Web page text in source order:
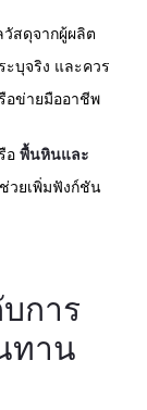
สดุจากผู้ผลิต
บุจริง และควร
อข่ายมืออาชีพ
อพื้นหินและ
วยเพิ่มฟังก์ชัน
การ
ทาน